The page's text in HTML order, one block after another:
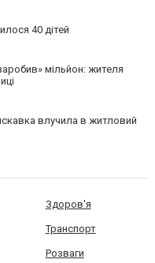
40 дітей
мільйон: жителя
влучила в житловий
Здоров'я
Транспорт
Розваги